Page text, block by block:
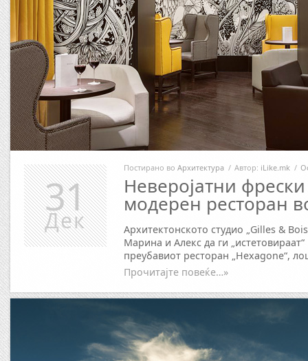
Постирано во Архитектура / Автор: iLike.mk /
Неверојатни
модерен ресторан
Архитектонското студио „Gilles &
Марина и Алекс да ги
преубавиот ресторан „Hexagone“,
Прочитајте повеќе…»
31
Дек